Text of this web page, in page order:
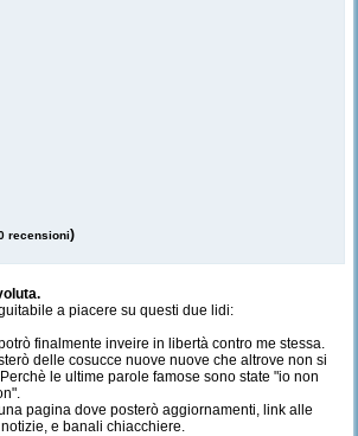
recensioni)
a piacere su questi due lidi:
finalmente inveire in libertà contro me stessa.
delle cosucce nuove nuove che altrove non si
le ultime parole famose sono state "io non
pagina dove posterò aggiornamenti, link alle
e banali chiacchiere.